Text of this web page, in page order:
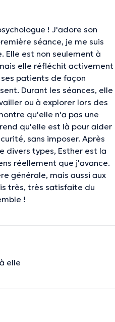
! J'adore son
séance, je me suis
Elle est non seulement à
elle réfléchit activement
patients de façon
Durant les séances, elle
ou à explorer lors des
qu'elle n'a pas une
qu'elle est là pour aider
sans imposer. Après
divers types, Esther est la
réellement que j'avance.
générale, mais aussi aux
très, très satisfaite du
!
elle